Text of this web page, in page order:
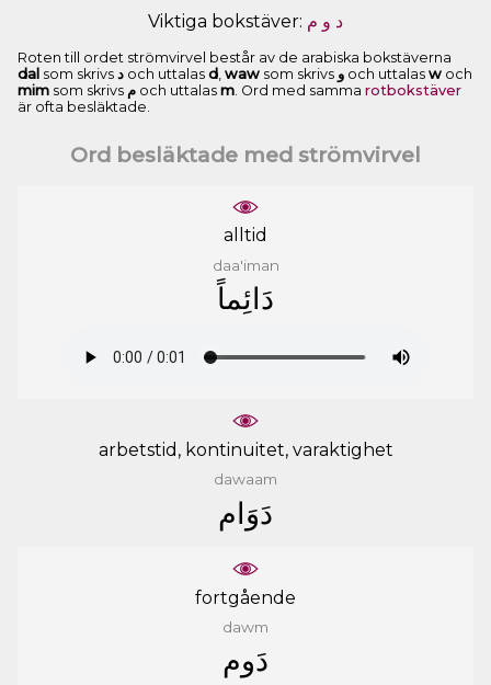
Viktiga bokstäver: ﺩ ﻭ ﻡ
Roten till ordet strömvirvel består av de arabiska bokstäverna
dal som skrivs ﺩ och uttalas d, waw som skrivs ﻭ och uttalas w och
mim som skrivs ﻡ och uttalas m. Ord med samma rotbokstäver
är ofta besläktade.
Ord besläktade med strömvirvel
alltid
daa'iman
ﺩَﺍﺋِﻤﺎً
arbetstid, kontinuitet, varaktighet
dawaam
ﺩَﻭَﺍﻡ
fortgående
dawm
ﺩَﻭﻡ